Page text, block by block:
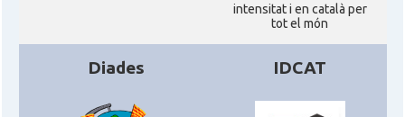
intensitat i en català per
tot el món
Diades IDCAT